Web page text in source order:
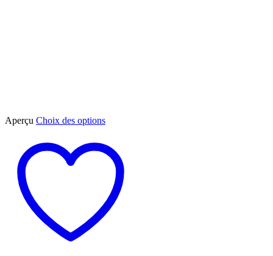
Aperçu Choix des optionsCe
plusieurs
variations.
Les
options
peuvent
être
choisies